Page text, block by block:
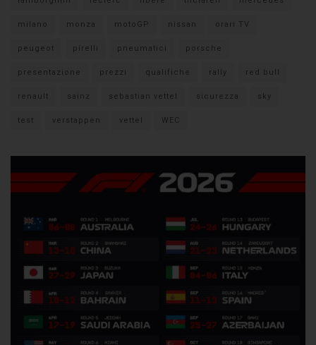
milano monza motoGP nissan orari TV
peugeot pirelli pneumatici porsche
presentazione prezzi qualifiche rally red bull
renault sainz sebastian vettel sicurezza sky
test verstappen vettel WEC